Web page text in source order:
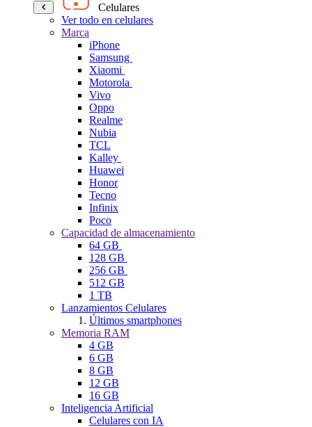
Celulares
Ver todo en celulares
Marca
iPhone
Samsung
Xiaomi
Motorola
Vivo
Oppo
Realme
Nubia
TCL
Kalley
Huawei
Honor
Tecno
Infinix
Poco
Capacidad de almacenamiento
64 GB
128 GB
256 GB
512 GB
1 TB
Lanzamientos Celulares
Últimos smartphones
Memoria RAM
4 GB
6 GB
8 GB
12 GB
16 GB
Inteligencia Artificial
Celulares con IA